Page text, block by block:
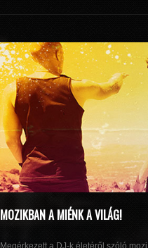
MOZIKBAN A MIÉNK A VILÁG!
Megérkezett a DJ-k életéről szóló mozi